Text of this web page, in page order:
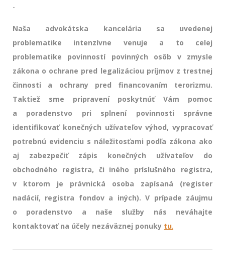
-
Naša advokátska kancelária sa uvedenej
problematike intenzívne venuje a to celej
problematike povinností povinných osôb v zmysle
zákona o ochrane pred legalizáciou príjmov z trestnej
činnosti a ochrany pred financovaním terorizmu.
Taktiež sme pripravení poskytnúť Vám pomoc
a poradenstvo pri splnení povinnosti správne
identifikovať konečných užívateľov výhod, vypracovať
potrebnú evidenciu s náležitosťami podľa zákona ako
aj zabezpečiť zápis konečných užívateľov do
obchodného registra, či iného príslušného registra,
v ktorom je právnická osoba zapísaná (register
nadácií, registra fondov a iných). V prípade záujmu
o poradenstvo a naše služby nás neváhajte
kontaktovať na účely nezáväznej ponuky tu.